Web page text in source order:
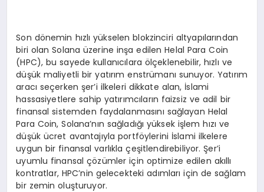
Son dönemin hızlı yükselen blokzinciri altyapılarından
biri olan Solana üzerine inşa edilen Helal Para Coin
(HPC), bu sayede kullanıcılara ölçeklenebilir, hızlı ve
düşük maliyetli bir yatırım enstrümanı sunuyor. Yatırım
aracı seçerken şer’i ilkeleri dikkate alan, İslami
hassasiyetlere sahip yatırımcıların faizsiz ve adil bir
finansal sistemden faydalanmasını sağlayan Helal
Para Coin, Solana’nın sağladığı yüksek işlem hızı ve
düşük ücret avantajıyla portföylerini İslami ilkelere
uygun bir finansal varlıkla çeşitlendirebiliyor. Şer’i
uyumlu finansal çözümler için optimize edilen akıllı
kontratlar, HPC’nin gelecekteki adımları için de sağlam
bir zemin oluşturuyor.